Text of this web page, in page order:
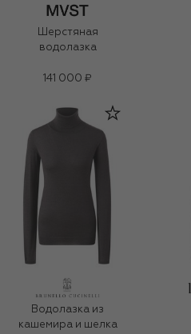
Шерстяная
водолазка
141 000 ₽
Водолазка из
кашемира и шелка